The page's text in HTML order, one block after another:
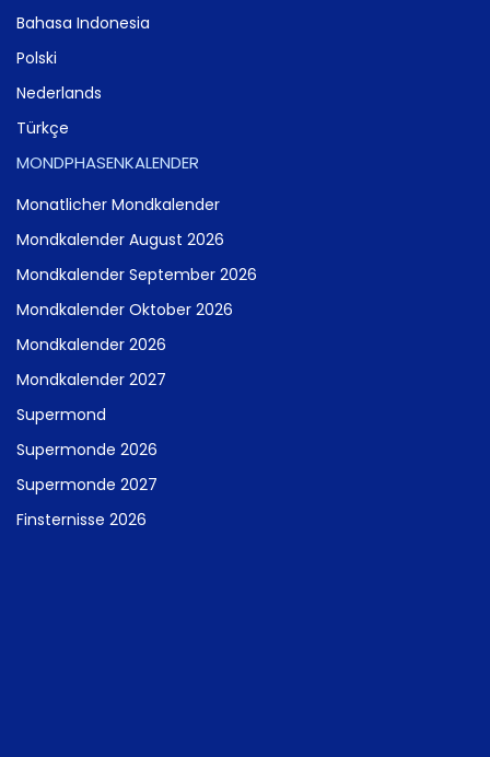
Bahasa Indonesia
Polski
Nederlands
Türkçe
MONDPHASENKALENDER
Monatlicher Mondkalender
Mondkalender August 2026
Mondkalender September 2026
Mondkalender Oktober 2026
Mondkalender 2026
Mondkalender 2027
Supermond
Supermonde 2026
Supermonde 2027
Finsternisse 2026